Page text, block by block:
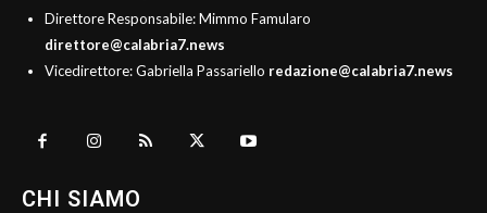
Direttore Responsabile: Mimmo Famularo
direttore@calabria7.news
Vicedirettore: Gabriella Passariello redazione@calabria7.news
CHI SIAMO